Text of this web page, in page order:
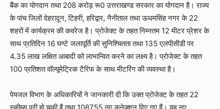
बैंक का योगदान तथा 208 करोड़ रू0 उत्तराखण्ड सरकार का योगदान है। राज्य
के पांच जिलों देहरादून, टिहरी, हरिद्वार, नैनीताल तथा ऊधमसिंह नगर के 22
शहरों में कार्यक्रम की कवरेज है। प्रोजेक्ट के तहत निम्नतम 12 मीटर प्रेशर के
साथ प्रतिदिन 16 घण्टे जलापूर्ति की सुनिश्चितता तथा 135 एलपीसीडी पर
4.35 लाख लक्षित आबादी को लाभान्वित करने का लक्ष्य है। प्रोजेक्ट के तहत
100 प्रतिशत वाॅल्यूमेट्रिक टैरिफ के साथ मीटरिंग की व्यवस्था है।
पेयजल विभाग के अधिकारियों ने जानकारी दी कि उक्त प्रोजेक्ट के तहत 22